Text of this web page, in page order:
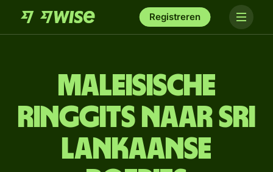
Registreren
Maleisische
ringgits naar Sri
Lankaanse